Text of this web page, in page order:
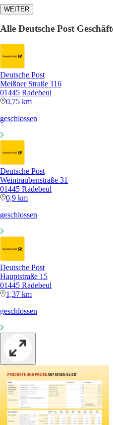
WEITER
Alle Deutsche Post
Deutsche Post
Meißner Straße 116
01445 Radebeul
0,75 km
geschlossen
Deutsche Post
Weintraubenstraße 31
01445 Radebeul
0,9 km
geschlossen
Deutsche Post
Hauptstraße 15
01445 Radebeul
1,37 km
geschlossen